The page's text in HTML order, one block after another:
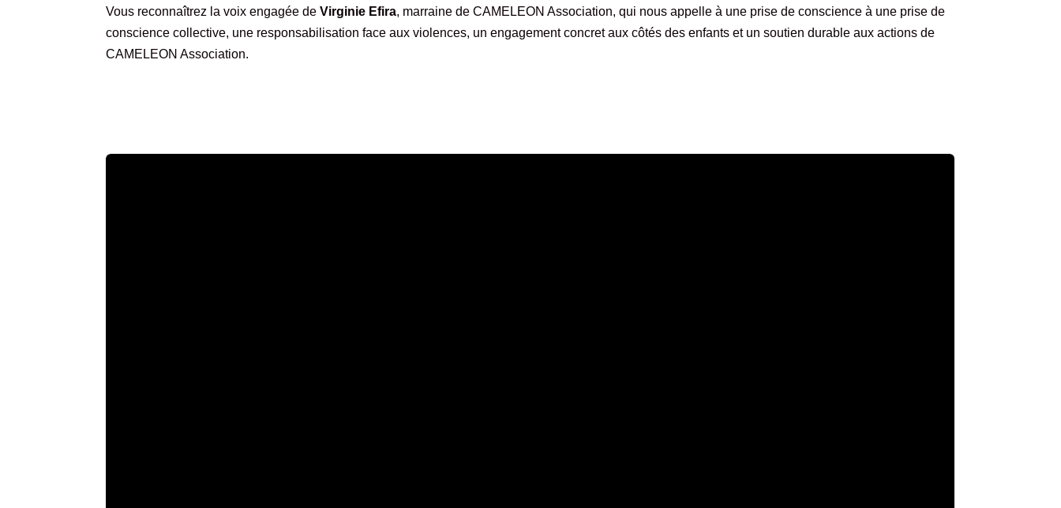
Vous reconnaîtrez la voix engagée deVirginie Efira, marraine de CAMELEON Association, qui nous appelle à une prise de conscience à une prise de
conscience collective, une responsabilisation face aux violences, un engagement concret aux côtés des enfants et un soutien durable aux actions de
CAMELEON Association.